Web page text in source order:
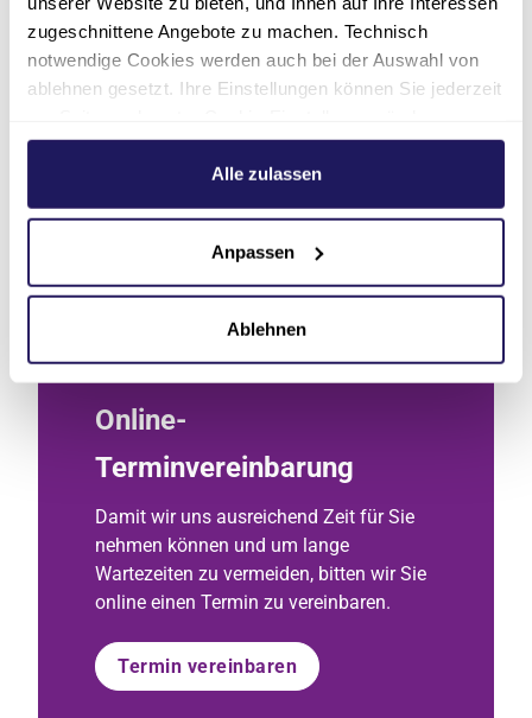
zugeschnittene Angebote zu machen. Technisch
notwendige Cookies werden auch bei der Auswahl von
ablehnen gesetzt. Ihre Einstellungen können Sie jederzeit
Weitere Informationen hierzu finden Sie in unserer
.
Alle zulassen
Anpassen
Ablehnen
Online-
Terminvereinbarung
Damit wir uns ausreichend Zeit für Sie
nehmen können und um lange
Wartezeiten zu vermeiden, bitten wir Sie
online einen Termin zu vereinbaren.
Termin vereinbaren